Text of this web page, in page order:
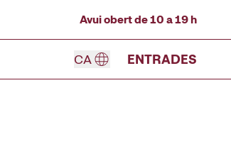
Avui obert de 10 a 19 h
CA ENTRADES